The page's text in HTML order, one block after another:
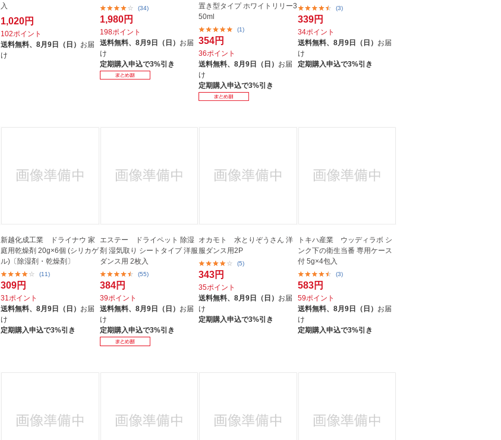
入
1,020円
102ポイント
送料無料、8月9日（日） お届
け
(34)
1,980円
198ポイント
送料無料、 8月9日（日） お届
け
定期購入申込で3%引き
置き型タイプ ホワイトリリー3
50ml
(1)
354円
36ポイント
送料無料、8月9日（日） お届
け
定期購入申込で3%引き
(3)
339円
34ポイント
送料無料、 8月9日（日） お届
け
定期購入申込で3%引き
新越化成工業 ドライナウ 家
庭用乾燥剤 20g×6個 (シリカゲ
ル)〔除湿剤・乾燥剤〕
(11)
309円
31ポイント
送料無料、8月9日（日） お届
け
定期購入申込で3%引き
エステー ドライペット 除湿
剤 湿気取り シートタイプ 洋服
ダンス用 2枚入
(55)
384円
39ポイント
送料無料、 8月9日（日） お届
け
定期購入申込で3%引き
オカモト 水とりぞうさん 洋
服ダンス用2P
(5)
343円
35ポイント
送料無料、8月9日（日） お届
け
定期購入申込で3%引き
トキハ産業 ウッディラボ シ
ンク下の衛生当番 専用ケース
付 5g×4包入
(3)
583円
59ポイント
送料無料、 8月9日（日） お届
け
定期購入申込で3%引き